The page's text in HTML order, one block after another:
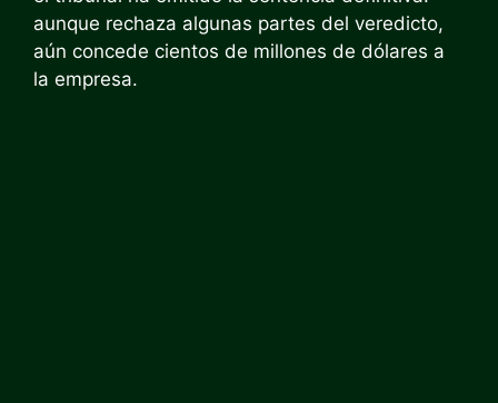
aunque rechaza algunas partes del veredicto,
aún concede cientos de millones de dólares a
la empresa.